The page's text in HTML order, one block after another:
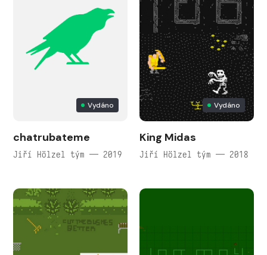
Vydáno
chatrubateme
Jiří Hölzel tým — 2019
Vydáno
King Midas
Jiří Hölzel tým — 2018